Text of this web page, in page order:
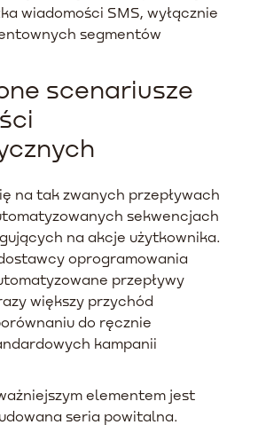
wiadomości SMS, wyłącznie
segmentów
scenariusze
na tak zwanych przepływach
sekwencjach
na akcje użytkownika.
oprogramowania
przepływy
większy przychód
do ręcznie
kampanii
elementem jest
seria powitalna.